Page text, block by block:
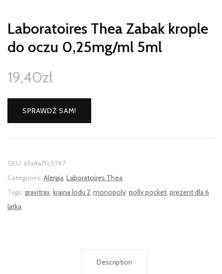
Laboratoires Thea Zabak krople
do oczu 0,25mg/ml 5ml
19,40zł
SPRAWDŹ SAM!
SKU: 6fa4a7fc5747
Categories: Alergia, Laboratoires Thea
Tags: gravitrax, kraina lodu 2, monopoly, polly pocket, prezent dla 6
latka
Description